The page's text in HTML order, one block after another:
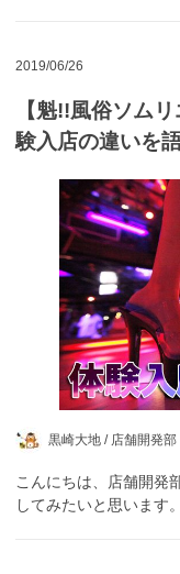
2019/06/26
【魁!!風俗ソム
験入店の違いを
黒崎大地 / 店舗開発部
こんにちは、店舗開発
してみたいと思います